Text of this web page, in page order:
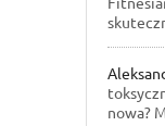
nowa?